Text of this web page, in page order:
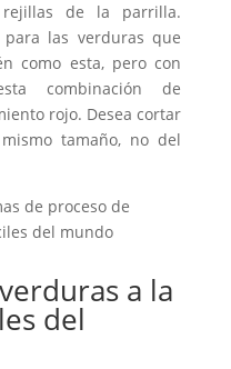
de la parrilla.
para las verduras que
como esta, pero con
combinación de
rojo. Desea cortar
tamaño, no del
a la
del